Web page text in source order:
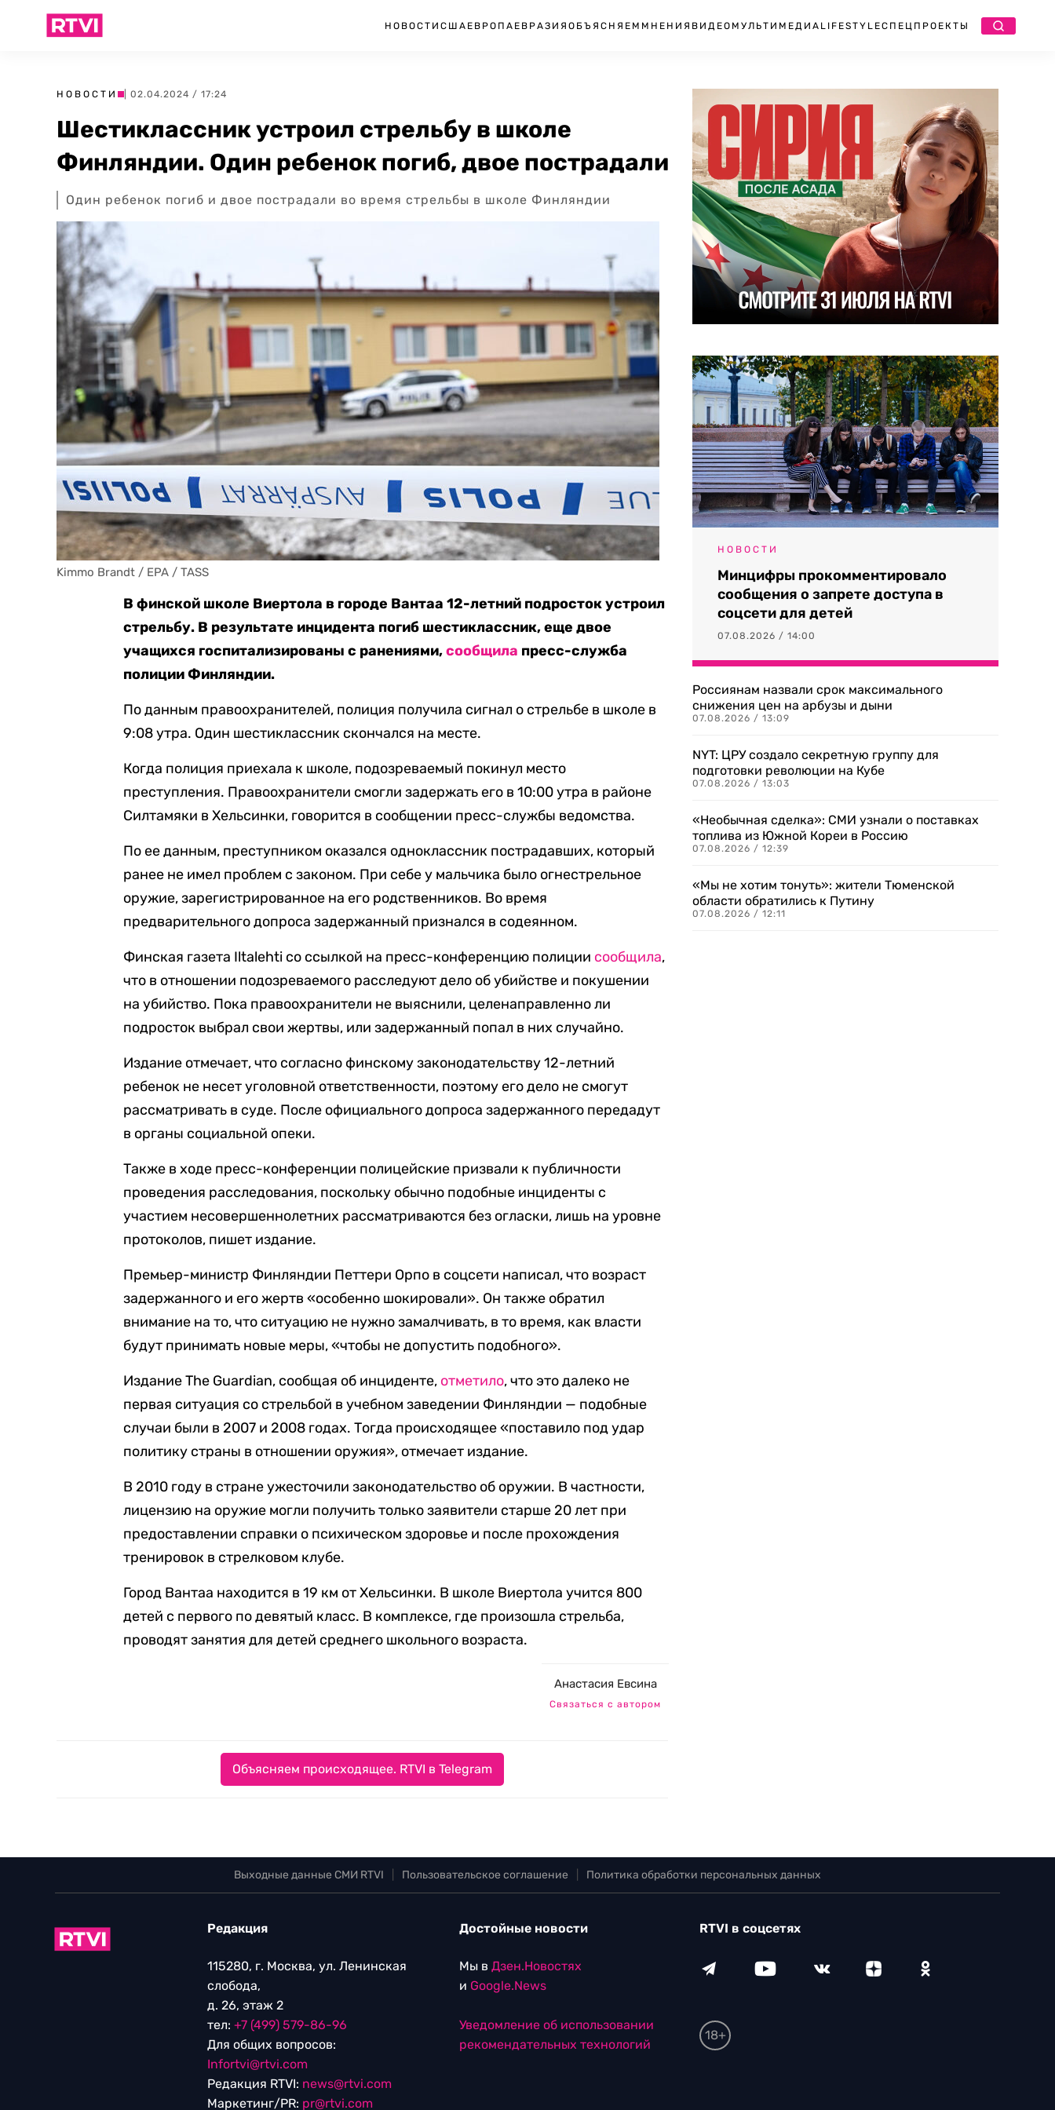
НОВОСТИ США ЕВРОПА ЕВРАЗИЯ ОБЪЯСНЯЕМ МНЕНИЯ ВИДЕО МУЛЬТИМЕДИА LIFESTYLEСПЕЦПРОЕКТЫ
НОВОСТИ | 02.04.2024 / 17:24
Шестиклассник устроил стрельбу в школе
Финляндии. Один ребенок погиб, двое пострадали
Один ребенок погиб и двое пострадали во время стрельбы в школе Финляндии
Kimmo Brandt / EPA / TASS
В финской школе Виертола в городе Вантаа 12-летний подросток устроил
стрельбу. В результате инцидента погиб шестиклассник, еще двое
учащихся госпитализированы с ранениями,сообщила пресс-служба
полиции Финляндии.
По данным правоохранителей, полиция получила сигнал о стрельбе в школе в
9:08 утра. Один шестиклассник скончался на месте.
Когда полиция приехала к школе, подозреваемый покинул место
преступления. Правоохранители смогли задержать его в 10:00 утра в районе
Силтамяки в Хельсинки, говорится в сообщении пресс-службы ведомства.
По ее данным, преступником оказался одноклассник пострадавших, который
ранее не имел проблем с законом. При себе у мальчика было огнестрельное
оружие, зарегистрированное на его родственников. Во время
предварительного допроса задержанный признался в содеянном.
Финская газета Iltalehti со ссылкой на пресс-конференцию полиции сообщила,
что в отношении подозреваемого расследуют дело об убийстве и покушении
на убийство. Пока правоохранители не выяснили, целенаправленно ли
подросток выбрал свои жертвы, или задержанный попал в них случайно.
Издание отмечает, что согласно финскому законодательству 12-летний
ребенок не несет уголовной ответственности, поэтому его дело не смогут
рассматривать в суде. После официального допроса задержанного передадут
в органы социальной опеки.
Также в ходе пресс-конференции полицейские призвали к публичности
проведения расследования, поскольку обычно подобные инциденты с
участием несовершеннолетних рассматриваются без огласки, лишь на уровне
протоколов, пишет издание.
Премьер-министр Финляндии Петтери Орпо в соцсети написал, что возраст
задержанного и его жертв «особенно шокировали». Он также обратил
внимание на то, что ситуацию не нужно замалчивать, в то время, как власти
будут принимать новые меры, «чтобы не допустить подобного».
Издание The Guardian, сообщая об инциденте, отметило, что это далеко не
первая ситуация со стрельбой в учебном заведении Финляндии — подобные
случаи были в 2007 и 2008 годах. Тогда происходящее «поставило под удар
политику страны в отношении оружия», отмечает издание.
В 2010 году в стране ужесточили законодательство об оружии. В частности,
лицензию на оружие могли получить только заявители старше 20 лет при
предоставлении справки о психическом здоровье и после прохождения
тренировок в стрелковом клубе.
Город Вантаа находится в 19 км от Хельсинки. В школе Виертола учится 800
детей с первого по девятый класс. В комплексе, где произошла стрельба,
проводят занятия для детей среднего школьного возраста.
Анастасия Евсина
Связаться с автором
Объясняем происходящее. RTVI в Telegram
НОВОСТИ
Минцифры прокомментировало
сообщения о запрете доступа в
соцсети для детей
07.08.2026 / 14:00
Россиянам назвали срок максимального
снижения цен на арбузы и дыни
07.08.2026 / 13:09
NYT: ЦРУ создало секретную группу для
подготовки революции на Кубе
07.08.2026 / 13:03
«Необычная сделка»: СМИ узнали о поставках
топлива из Южной Кореи в Россию
07.08.2026 / 12:39
«Мы не хотим тонуть»: жители Тюменской
области обратились к Путину
07.08.2026 / 12:11
Выходные данные СМИ RTVI Пользовательское соглашение Политика обработки персональных данных
Редакция
115280, г. Москва, ул. Ленинская
слобода,
д. 26, этаж 2
тел: +7 (499) 579-86-96
Для общих вопросов:
Infortvi@rtvi.com
Редакция RTVI: news@rtvi.com
Маркетинг/PR: pr@rtvi.com
Достойные новости
Мы в Дзен.Новостях
и Google.News
Уведомление об использовании
рекомендательных технологий
RTVI в соцсетях
18+